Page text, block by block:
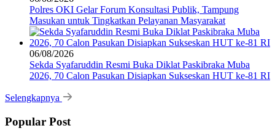
Polres OKI Gelar Forum Konsultasi Publik, Tampung
Masukan untuk Tingkatkan Pelayanan Masyarakat
06/08/2026
Sekda Syafaruddin Resmi Buka Diklat Paskibraka Muba
2026, 70 Calon Pasukan Disiapkan Sukseskan HUT ke-81 RI
Selengkapnya
Popular Post